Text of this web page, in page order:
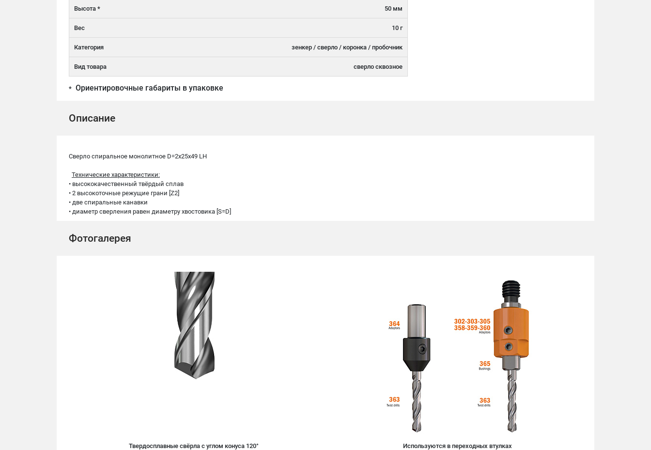
Высота * 50 мм
Вес 10 г
Категория зенкер / сверло / коронка / пробочник
Вид товара сверло сквозное
* Ориентировочные габариты в упаковке
Описание
Сверло спиральное монолитное D=2x25x49 LH
Технические характеристики:
• высококачественный твёрдый сплав
• 2 высокоточные режущие грани [Z2]
• две спиральные канавки
• диаметр сверления равен диаметру хвостовика [S=D]
Фотогалерея
Твердосплавные свёрла с углом конуса 120° Используются в переходных втулках